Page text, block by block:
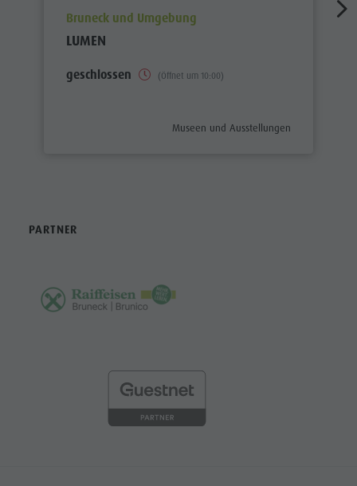
aria.poi_location_prefix
Bruneck und Umgebung
LUMEN
geschlossen (Öffnet um 10:00)
aria.poi_category_prefix
Museen und Ausstellungen
PARTNER